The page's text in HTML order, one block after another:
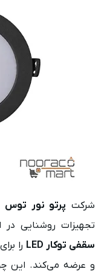
شرکت پرتو نور توس
تجهیزات روشنایی در
سقفی توکار LED
را
و عرضه می‌کند. این